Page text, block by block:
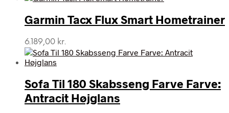
Garmin Tacx Flux Smart Hometrainer
6.189,00 kr.
Sofa Til 180 Skabsseng Farve Farve:
Antracit Højglans